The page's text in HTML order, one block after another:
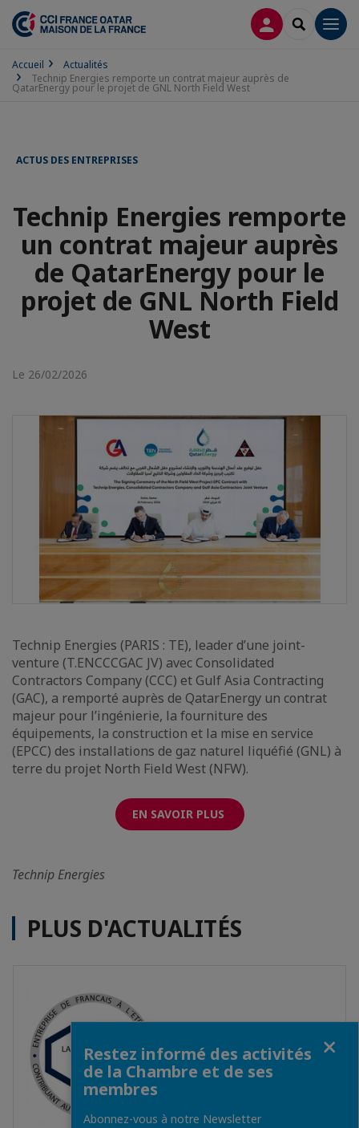
CONNEXION
Accueil
Actualités
Technip Energies remporte un contrat majeur auprès de
QatarEnergy pour le projet de GNL North Field West
ACTUS DES ENTREPRISES
Technip Energies remporte
un contrat majeur auprès
de QatarEnergy pour le
projet de GNL North Field
West
Le 26/02/2026
Technip Energies (PARIS : TE), leader d’une joint-
venture (T.ENCCCGAC JV) avec Consolidated
Contractors Company (CCC) et Gulf Asia Contracting
(GAC), a remporté auprès de QatarEnergy un contrat
majeur pour l’ingénierie, la fourniture des
équipements, la construction et la mise en service
(EPCC) des installations de gaz naturel liquéfié (GNL) à
terre du projet North Field West (NFW).
EN SAVOIR PLUS
Technip Energies
PLUS D'ACTUALITÉS
Restez informé des activités
de la Chambre et de ses
membres
Abonnez-vous à notre Newsletter